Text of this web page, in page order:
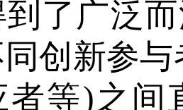
到了广泛
创新参
者等)之间